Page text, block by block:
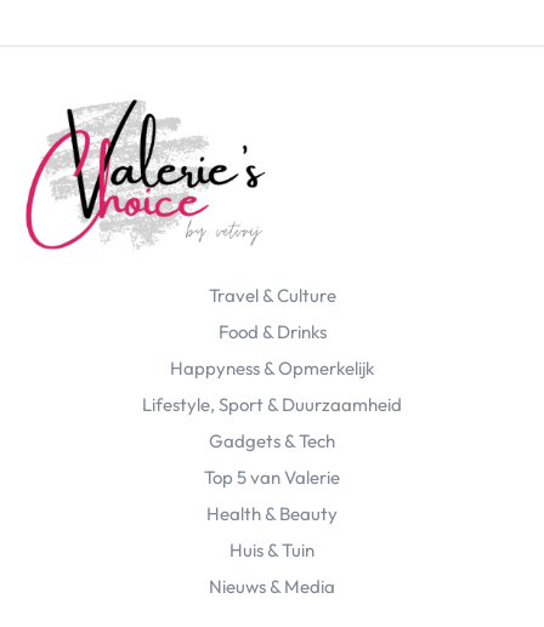
Travel & Culture
Food & Drinks
Happyness & Opmerkelijk
Lifestyle, Sport & Duurzaamheid
Gadgets & Tech
Top 5 van Valerie
Health & Beauty
Huis & Tuin
Nieuws & Media